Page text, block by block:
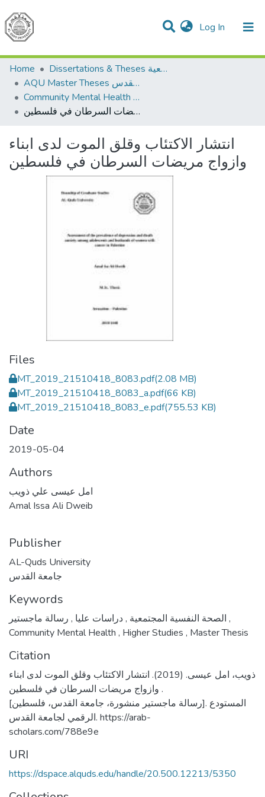
Log In (current)
Communities & Collections
All of DSpace
Home
Dissertations & Theses الرسائل الجامعية
AQU Master Theses الرسائل الجامعية الخاصة بجامعة القدس
Community Mental Health الصحة النفسية المجتمعية
انتشار الاكتئاب وقلق الموت لدى ابناء وازواج مريضات السرطان في فلسطين
انتشار الاكتئاب وقلق الموت لدى ابناء
وازواج مريضات السرطان في فلسطين
Files
MT_2019_21510418_8083.pdf(2.08 MB)
MT_2019_21510418_8083_a.pdf(66 KB)
MT_2019_21510418_8083_e.pdf(755.53 KB)
Date
2019-05-04
Authors
امل عيسى علي ذويب
Amal Issa Ali Dweib
Publisher
AL-Quds University
جامعة القدس
Keywords
الصحة النفسية المجتمعية ,دراسات عليا ,
,
Community Mental Health , Higher Studies , Master Thesis
Citation
ذويب، امل عيسى. (2019). انتشار الاكتئاب وقلق الموت لدى ابناء
وازواج مريضات السرطان في فلسطين .
[رسالة ماجستير منشورة، جامعة القدس، فلسطين]. المستودع
الرقمي لجامعة القدس. https://arab-
scholars.com/788e9e
URI
https://dspace.alquds.edu/handle/20.500.12213/5350